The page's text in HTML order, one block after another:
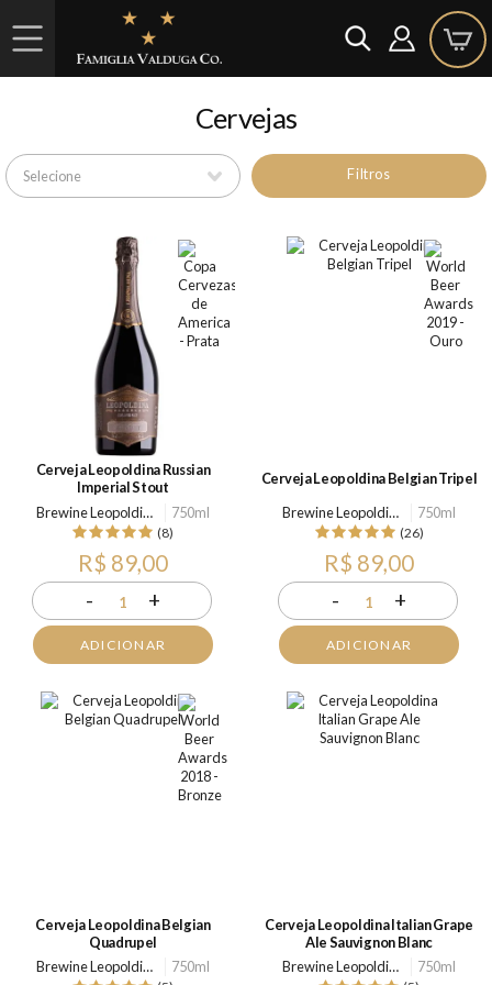
Cervejas
Filtros
Cerveja Leopoldina Russian
Imperial Stout
Brewine Leopoldina
750ml
(8)
R$ 89,00
- 1 +
ADICIONAR
Cerveja Leopoldina Belgian Tripel
Brewine Leopoldina
750ml
(26)
R$ 89,00
- 1 +
ADICIONAR
Cerveja Leopoldina Belgian
Quadrupel
Brewine Leopoldina
750ml
Cerveja Leopoldina Italian Grape
Ale Sauvignon Blanc
Brewine Leopoldina
750ml